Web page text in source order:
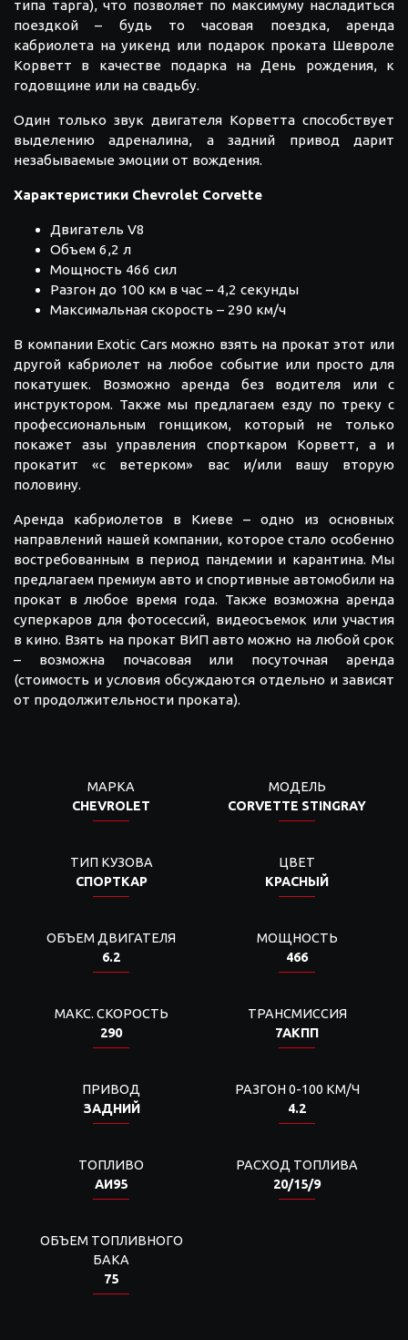
типа тарга), что позволяет по максимуму насладиться
поездкой – будь то часовая поездка, аренда
кабриолета на уикенд или подарок проката Шевроле
Корветт в качестве подарка на День рождения, к
годовщине или на свадьбу.
Один только звук двигателя Корветта способствует
выделению адреналина, а задний привод дарит
незабываемые эмоции от вождения.
Характеристики Chevrolet Corvette
Двигатель V8
Объем 6,2 л
Мощность 466 сил
Разгон до 100 км в час – 4,2 секунды
Максимальная скорость – 290 км/ч
В компании Exotic Cars можно взять на прокат этот или
другой кабриолет на любое событие или просто для
покатушек. Возможно аренда без водителя или с
инструктором. Также мы предлагаем езду по треку с
профессиональным гонщиком, который не только
покажет азы управления спорткаром Корветт, а и
прокатит «с ветерком» вас и/или вашу вторую
половину.
Аренда кабриолетов в Киеве – одно из основных
направлений нашей компании, которое стало особенно
востребованным в период пандемии и карантина. Мы
предлагаем премиум авто и спортивные автомобили на
прокат в любое время года. Также возможна аренда
суперкаров для фотосессий, видеосъемок или участия
в кино. Взять на прокат ВИП авто можно на любой срок
– возможна почасовая или посуточная аренда
(стоимость и условия обсуждаются отдельно и зависят
от продолжительности проката).
МАРКА
CHEVROLET
МОДЕЛЬ
CORVETTE STINGRAY
ТИП КУЗОВА
СПОРТКАР
ЦВЕТ
КРАСНЫЙ
ОБЪЕМ ДВИГАТЕЛЯ
6.2
МОЩНОСТЬ
466
МАКС. СКОРОСТЬ
290
ТРАНСМИССИЯ
7АКПП
ПРИВОД
ЗАДНИЙ
РАЗГОН 0-100 КМ/Ч
4.2
ТОПЛИВО
АИ95
РАСХОД ТОПЛИВА
20/15/9
ОБЪЕМ ТОПЛИВНОГО
БАКА
75